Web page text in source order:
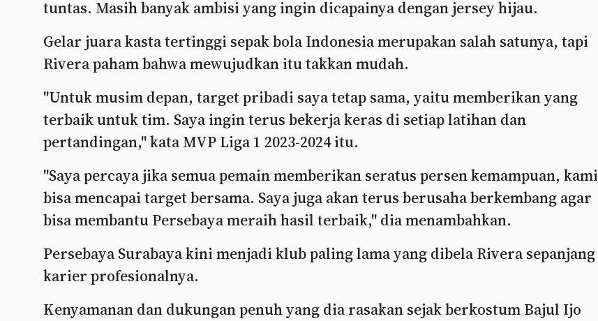
tuntas. Masih banyak ambisi yang ingin dicapainya dengan jersey hijau.
Gelar juara kasta tertinggi sepak bola Indonesia merupakan salah satunya, tapi
Rivera paham bahwa mewujudkan itu takkan mudah.
"Untuk musim depan, target pribadi saya tetap sama, yaitu memberikan yang
terbaik untuk tim. Saya ingin terus bekerja keras di setiap latihan dan
pertandingan," kata MVP Liga 1 2023-2024 itu.
"Saya percaya jika semua pemain memberikan seratus persen kemampuan, kami
bisa mencapai target bersama. Saya juga akan terus berusaha berkembang agar
bisa membantu Persebaya meraih hasil terbaik," dia menambahkan.
Persebaya Surabaya kini menjadi klub paling lama yang dibela Rivera sepanjang
karier profesionalnya.
Kenyamanan dan dukungan penuh yang dia rasakan sejak berkostum Bajul Ijo